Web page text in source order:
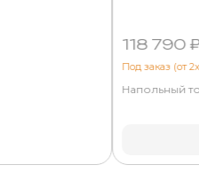
118 790 ₽
Под заказ (от
Напольный